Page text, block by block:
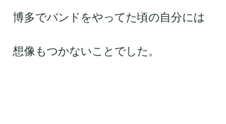
博多でバンドをやってた頃の自分には
想像もつかないことでした。